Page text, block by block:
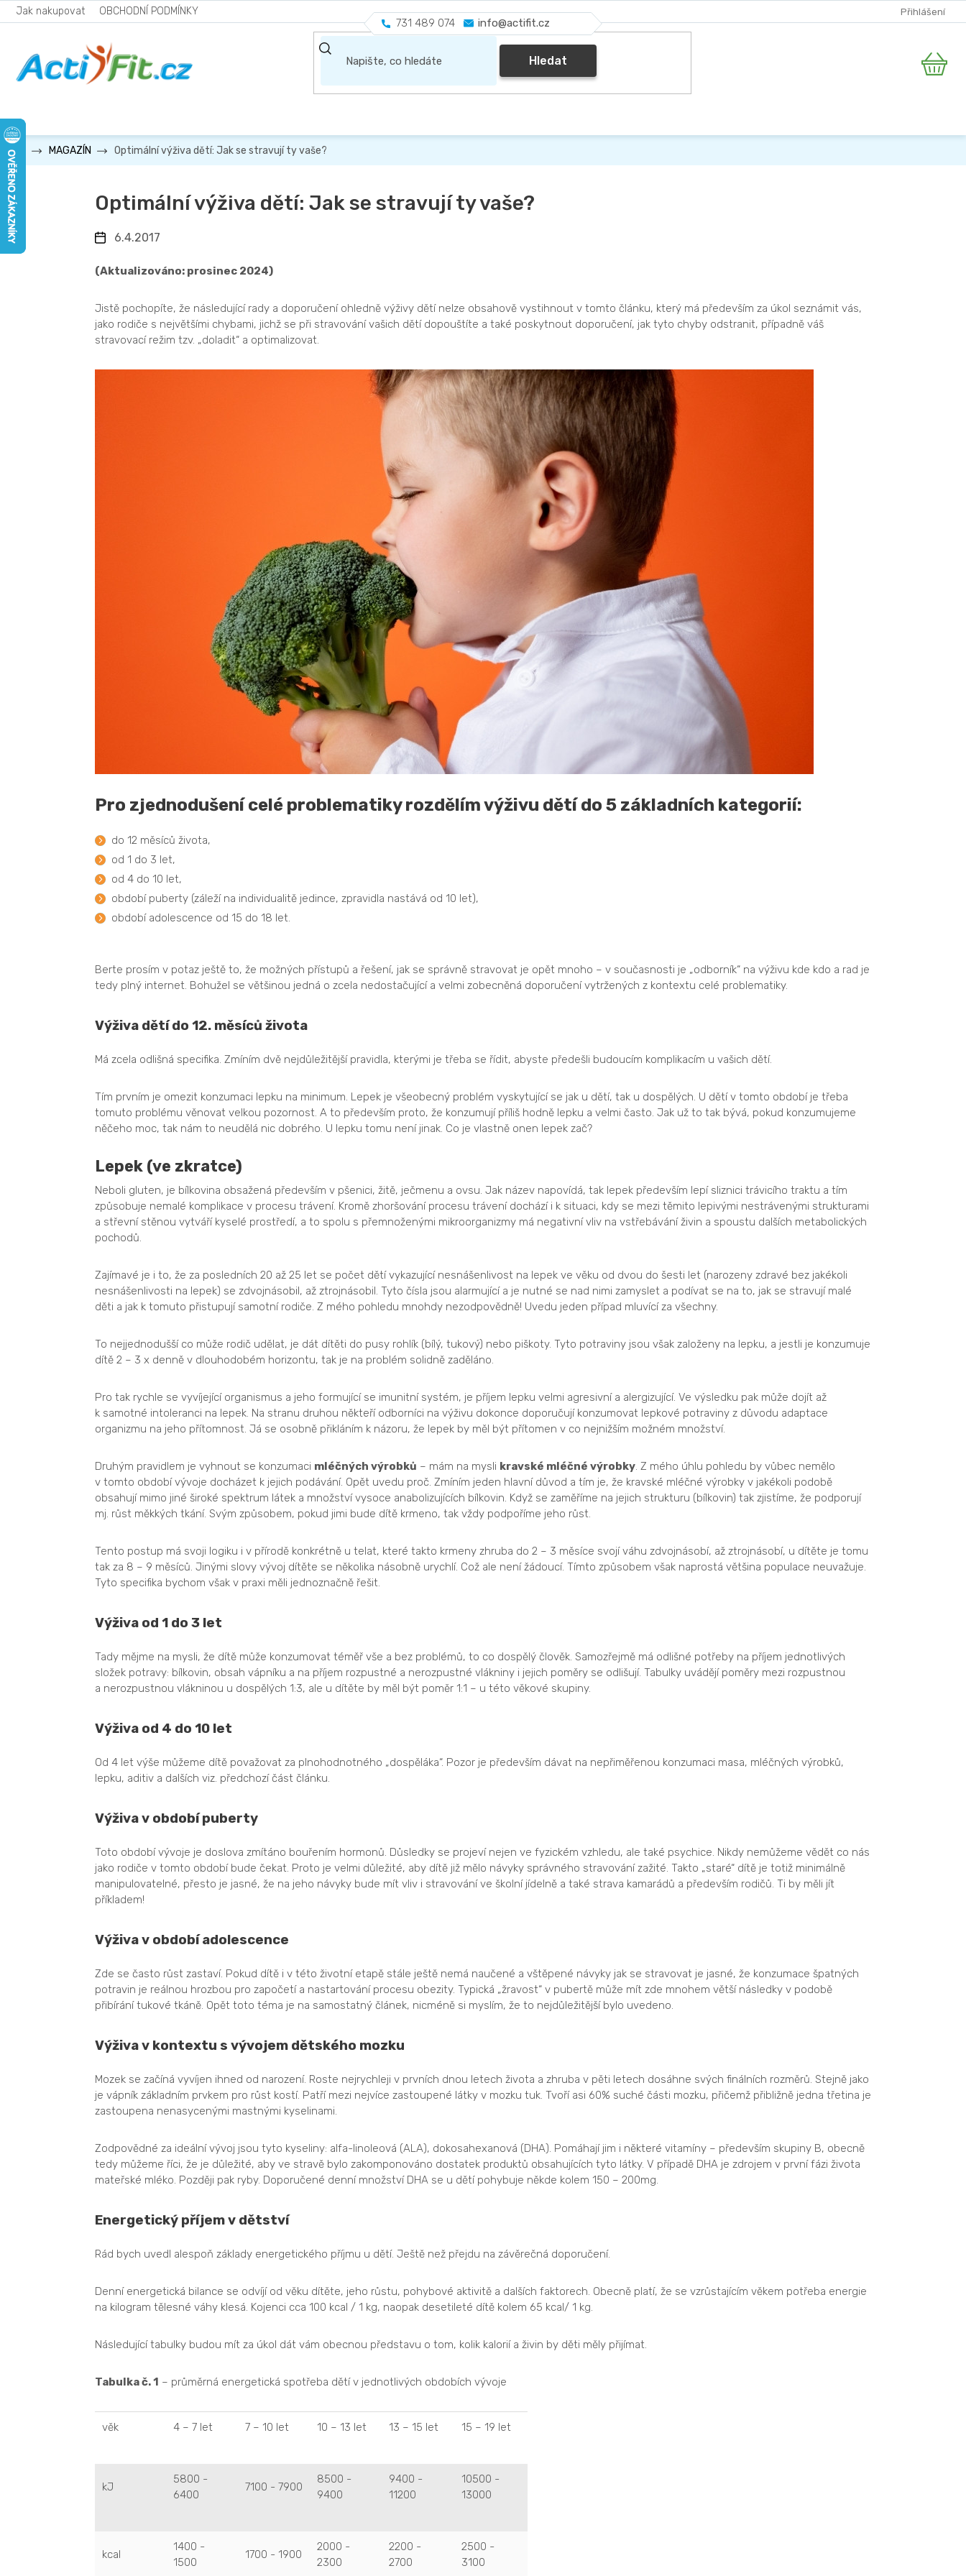
Přejít
na
731 489 074 info@actifit.cz
Jak nakupovat OBCHODNÍ PODMÍNKY Přihlášení
Hledat Nákupní
MAGAZÍN Optimální výživa dětí: Jak se stravují ty vaše?
Optimální výživa dětí: Jak se stravují ty vaše?
6.4.2017
(Aktualizováno: prosinec 2024)
Jistě pochopíte, že následující rady a doporučení ohledně výživy dětí nelze obsahově vystihnout v tomto článku, který má především za úkol seznámit vás,
jako rodiče s největšími chybami, jichž se při stravování vašich dětí dopouštíte a také poskytnout doporučení, jak tyto chyby odstranit, případně váš
stravovací režim tzv. „doladit“ a optimalizovat.
Pro zjednodušení celé problematiky rozdělím výživu dětí do 5 základních kategorií:
do 12 měsíců života,
od 1 do 3 let,
od 4 do 10 let,
období puberty (záleží na individualitě jedince, zpravidla nastává od 10 let),
období adolescence od 15 do 18 let.
Berte prosím v potaz ještě to, že možných přístupů a řešení, jak se správně stravovat je opět mnoho – v současnosti je „odborník“ na výživu kde kdo a rad je
tedy plný internet. Bohužel se většinou jedná o zcela nedostačující a velmi zobecněná doporučení vytržených z kontextu celé problematiky.
Výživa dětí do 12. měsíců života
Má zcela odlišná specifika. Zmíním dvě nejdůležitější pravidla, kterými je třeba se řídit, abyste předešli budoucím komplikacím u vašich dětí.
Tím prvním je omezit konzumaci lepku na minimum. Lepek je všeobecný problém vyskytující se jak u dětí, tak u dospělých. U dětí v tomto období je třeba
tomuto problému věnovat velkou pozornost. A to především proto, že konzumují příliš hodně lepku a velmi často. Jak už to tak bývá, pokud konzumujeme
něčeho moc, tak nám to neudělá nic dobrého. U lepku tomu není jinak. Co je vlastně onen lepek zač?
Lepek (ve zkratce)
Neboli gluten, je bílkovina obsažená především v pšenici, žitě, ječmenu a ovsu. Jak název napovídá, tak lepek především lepí sliznici trávicího traktu a tím
způsobuje nemalé komplikace v procesu trávení. Kromě zhoršování procesu trávení dochází i k situaci, kdy se mezi těmito lepivými nestrávenými strukturami
a střevní stěnou vytváří kyselé prostředí, a to spolu s přemnoženými mikroorganizmy má negativní vliv na vstřebávání živin a spoustu dalších metabolických
pochodů.
Zajímavé je i to, že za posledních 20 až 25 let se počet dětí vykazující nesnášenlivost na lepek ve věku od dvou do šesti let (narozeny zdravé bez jakékoli
nesnášenlivosti na lepek) se zdvojnásobil, až ztrojnásobil. Tyto čísla jsou alarmující a je nutné se nad nimi zamyslet a podívat se na to, jak se stravují malé
děti a jak k tomuto přistupují samotní rodiče. Z mého pohledu mnohdy nezodpovědně! Uvedu jeden případ mluvící za všechny.
To nejjednodušší co může rodič udělat, je dát dítěti do pusy rohlík (bílý, tukový) nebo piškoty. Tyto potraviny jsou však založeny na lepku, a jestli je konzumuje
dítě 2 – 3 x denně v dlouhodobém horizontu, tak je na problém solidně zaděláno.
Pro tak rychle se vyvíjející organismus a jeho formující se imunitní systém, je příjem lepku velmi agresivní a alergizující. Ve výsledku pak může dojít až
k samotné intoleranci na lepek. Na stranu druhou někteří odborníci na výživu dokonce doporučují konzumovat lepkové potraviny z důvodu adaptace
organizmu na jeho přítomnost. Já se osobně přikláním k názoru, že lepek by měl být přítomen v co nejnižším možném množství.
Druhým pravidlem je vyhnout se konzumaci mléčných výrobků – mám na mysli kravské mléčné výrobky. Z mého úhlu pohledu by vůbec nemělo
v tomto období vývoje docházet k jejich podávání. Opět uvedu proč. Zmíním jeden hlavní důvod a tím je, že kravské mléčné výrobky v jakékoli podobě
obsahují mimo jiné široké spektrum látek a množství vysoce anabolizujících bílkovin. Když se zaměříme na jejich strukturu (bílkovin) tak zjistíme, že podporují
mj. růst měkkých tkání. Svým způsobem, pokud jimi bude dítě krmeno, tak vždy podpoříme jeho růst.
Tento postup má svoji logiku i v přírodě konkrétně u telat, které takto krmeny zhruba do 2 – 3 měsíce svojí váhu zdvojnásobí, až ztrojnásobí, u dítěte je tomu
tak za 8 – 9 měsíců. Jinými slovy vývoj dítěte se několika násobně urychlí. Což ale není žádoucí. Tímto způsobem však naprostá většina populace neuvažuje.
Tyto specifika bychom však v praxi měli jednoznačně řešit.
Výživa od 1 do 3 let
Tady mějme na mysli, že dítě může konzumovat téměř vše a bez problémů, to co dospělý člověk. Samozřejmě má odlišné potřeby na příjem jednotlivých
složek potravy: bílkovin, obsah vápníku a na příjem rozpustné a nerozpustné vlákniny i jejich poměry se odlišují. Tabulky uvádějí poměry mezi rozpustnou
a nerozpustnou vlákninou u dospělých 1:3, ale u dítěte by měl být poměr 1:1 – u této věkové skupiny.
Výživa od 4 do 10 let
Od 4 let výše můžeme dítě považovat za plnohodnotného „dospěláka“. Pozor je především dávat na nepřiměřenou konzumaci masa, mléčných výrobků,
lepku, aditiv a dalších viz. předchozí část článku.
Výživa v období puberty
Toto období vývoje je doslova zmítáno bouřením hormonů. Důsledky se projeví nejen ve fyzickém vzhledu, ale také psychice. Nikdy nemůžeme vědět co nás
jako rodiče v tomto období bude čekat. Proto je velmi důležité, aby dítě již mělo návyky správného stravování zažité. Takto „staré“ dítě je totiž minimálně
manipulovatelné, přesto je jasné, že na jeho návyky bude mít vliv i stravování ve školní jídelně a také strava kamarádů a především rodičů. Ti by měli jít
příkladem!
Výživa v období adolescence
Zde se často růst zastaví. Pokud dítě i v této životní etapě stále ještě nemá naučené a vštěpené návyky jak se stravovat je jasné, že konzumace špatných
potravin je reálnou hrozbou pro započetí a nastartování procesu obezity. Typická „žravost“ v pubertě může mít zde mnohem větší následky v podobě
přibírání tukové tkáně. Opět toto téma je na samostatný článek, nicméně si myslím, že to nejdůležitější bylo uvedeno.
Výživa v kontextu s vývojem dětského mozku
Mozek se začíná vyvíjen ihned od narození. Roste nejrychleji v prvních dnou letech života a zhruba v pěti letech dosáhne svých finálních rozměrů. Stejně jako
je vápník základním prvkem pro růst kostí. Patří mezi nejvíce zastoupené látky v mozku tuk. Tvoří asi 60% suché části mozku, přičemž přibližně jedna třetina je
zastoupena nenasycenými mastnými kyselinami.
Zodpovědné za ideální vývoj jsou tyto kyseliny: alfa-linoleová (ALA), dokosahexanová (DHA). Pomáhají jim i některé vitamíny – především skupiny B, obecně
tedy můžeme říci, že je důležité, aby ve stravě bylo zakomponováno dostatek produktů obsahujících tyto látky. V případě DHA je zdrojem v první fázi života
mateřské mléko. Později pak ryby. Doporučené denní množství DHA se u dětí pohybuje někde kolem 150 – 200mg.
Energetický příjem v dětství
Rád bych uvedl alespoň základy energetického příjmu u dětí. Ještě než přejdu na závěrečná doporučení.
Denní energetická bilance se odvíjí od věku dítěte, jeho růstu, pohybové aktivitě a dalších faktorech. Obecně platí, že se vzrůstajícím věkem potřeba energie
na kilogram tělesné váhy klesá. Kojenci cca 100 kcal / 1 kg, naopak desetileté dítě kolem 65 kcal/ 1 kg.
Následující tabulky budou mít za úkol dát vám obecnou představu o tom, kolik kalorií a živin by děti měly přijímat.
Tabulka č. 1 – průměrná energetická spotřeba dětí v jednotlivých obdobích vývoje
věk 4 – 7 let 7 – 10 let 10 – 13 let 13 – 15 let 15 – 19 let
kJ
5800 -
6400
7100 - 7900
8500 -
9400
9400 -
11200
10500 -
13000
kcal
1400 -
1500
1700 - 1900
2000 -
2300
2200 -
2700
2500 -
3100